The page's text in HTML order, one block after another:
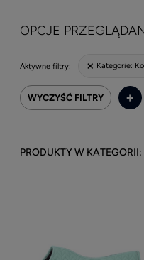
OPCJE
Aktywne filtry: Kategorie:
WYCZYŚĆ FILTRY +